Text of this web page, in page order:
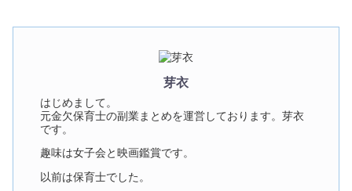
芽衣
はじめまして。
元金欠保育士の副業まとめを運営しております。芽衣
です。
趣味は女子会と映画鑑賞です。
以前は保育士でした。